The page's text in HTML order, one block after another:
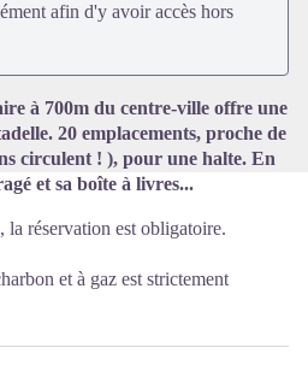
afin d'y avoir accès hors
à 700m du centre-ville offre une
20 emplacements, proche de
circulent ! ), pour une halte. En
et sa boîte à livres...
la réservation est obligatoire.
et à gaz est strictement